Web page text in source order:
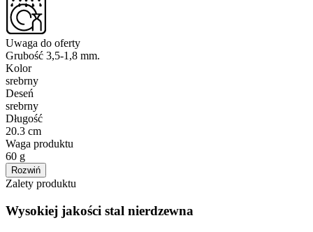
Uwaga do oferty
Grubość 3,5-1,8 mm.
Kolor
srebrny
Deseń
srebrny
Długość
20.3 cm
Waga produktu
60 g
Rozwiń
Zalety produktu
Wysokiej jakości stal nierdzewna